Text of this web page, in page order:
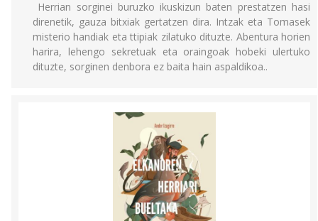
Herrian sorginei buruzko ikuskizun baten prestatzen hasi
direnetik, gauza bitxiak gertatzen dira. Intzak eta Tomasek
misterio handiak eta ttipiak zilatuko dituzte. Abentura horien
harira, lehengo sekretuak eta oraingoak hobeki ulertuko
dituzte, sorginen denbora ez baita hain aspaldikoa..